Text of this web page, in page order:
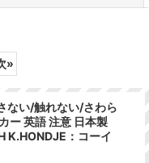
»
ない/触れない/さわら
ー 英語 注意 日本製
K.HONDJE：コーイ